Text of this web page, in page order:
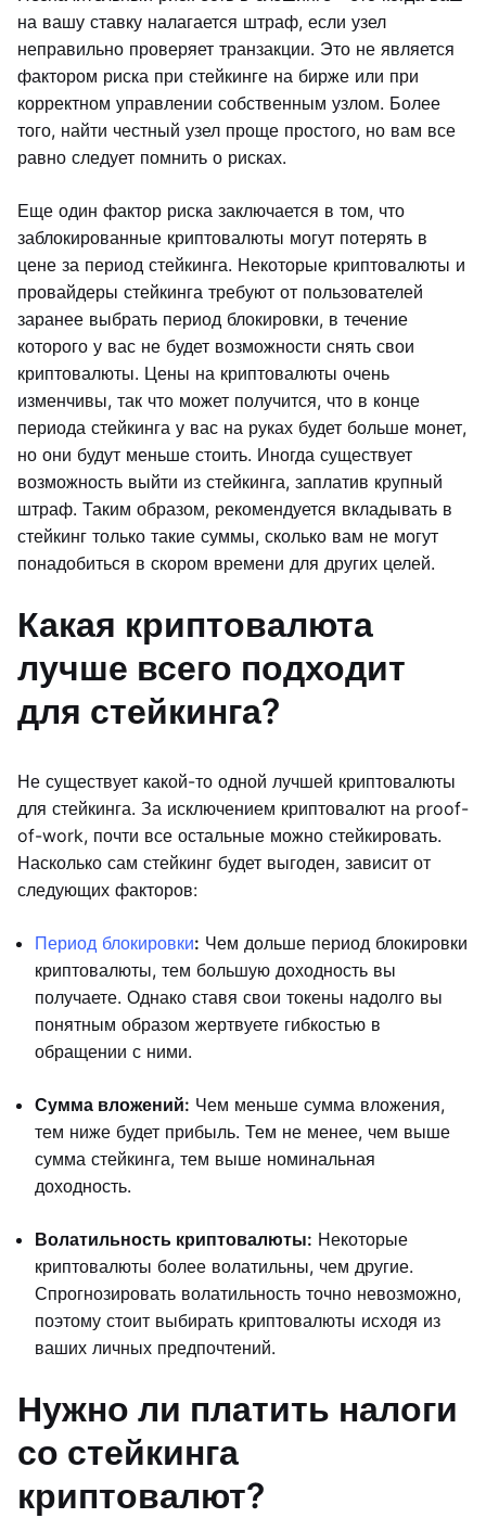
на вашу ставку налагается штраф, если узел
неправильно проверяет транзакции. Это не является
фактором риска при стейкинге на бирже или при
корректном управлении собственным узлом. Более
того, найти честный узел проще простого, но вам все
равно следует помнить о рисках.
Еще один фактор риска заключается в том, что
заблокированные криптовалюты могут потерять в
цене за период стейкинга. Некоторые криптовалюты и
провайдеры стейкинга требуют от пользователей
заранее выбрать период блокировки, в течение
которого у вас не будет возможности снять свои
криптовалюты. Цены на криптовалюты очень
изменчивы, так что может получится, что в конце
периода стейкинга у вас на руках будет больше монет,
но они будут меньше стоить. Иногда существует
возможность выйти из стейкинга, заплатив крупный
штраф. Таким образом, рекомендуется вкладывать в
стейкинг только такие суммы, сколько вам не могут
понадобиться в скором времени для других целей.
Какая криптовалюта
лучше всего подходит
для стейкинга?
Не существует какой-то одной лучшей криптовалюты
для стейкинга. За исключением криптовалют на proof-
of-work, почти все остальные можно стейкировать.
Насколько сам стейкинг будет выгоден, зависит от
следующих факторов:
Период блокировки: Чем дольше период блокировки
криптовалюты, тем большую доходность вы
получаете. Однако ставя свои токены надолго вы
понятным образом жертвуете гибкостью в
обращении с ними.
Сумма вложений: Чем меньше сумма вложения,
тем ниже будет прибыль. Тем не менее, чем выше
сумма стейкинга, тем выше номинальная
доходность.
Волатильность криптовалюты: Некоторые
криптовалюты более волатильны, чем другие.
Спрогнозировать волатильность точно невозможно,
поэтому стоит выбирать криптовалюты исходя из
ваших личных предпочтений.
Нужно ли платить налоги
со стейкинга
криптовалют?